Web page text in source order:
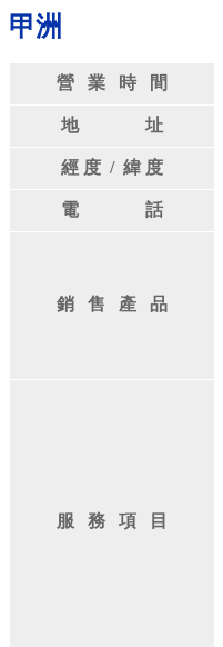
甲洲
營 業 時 間
地 址
經 度 / 緯 度
電 話
銷 售 產 品
服 務 項 目